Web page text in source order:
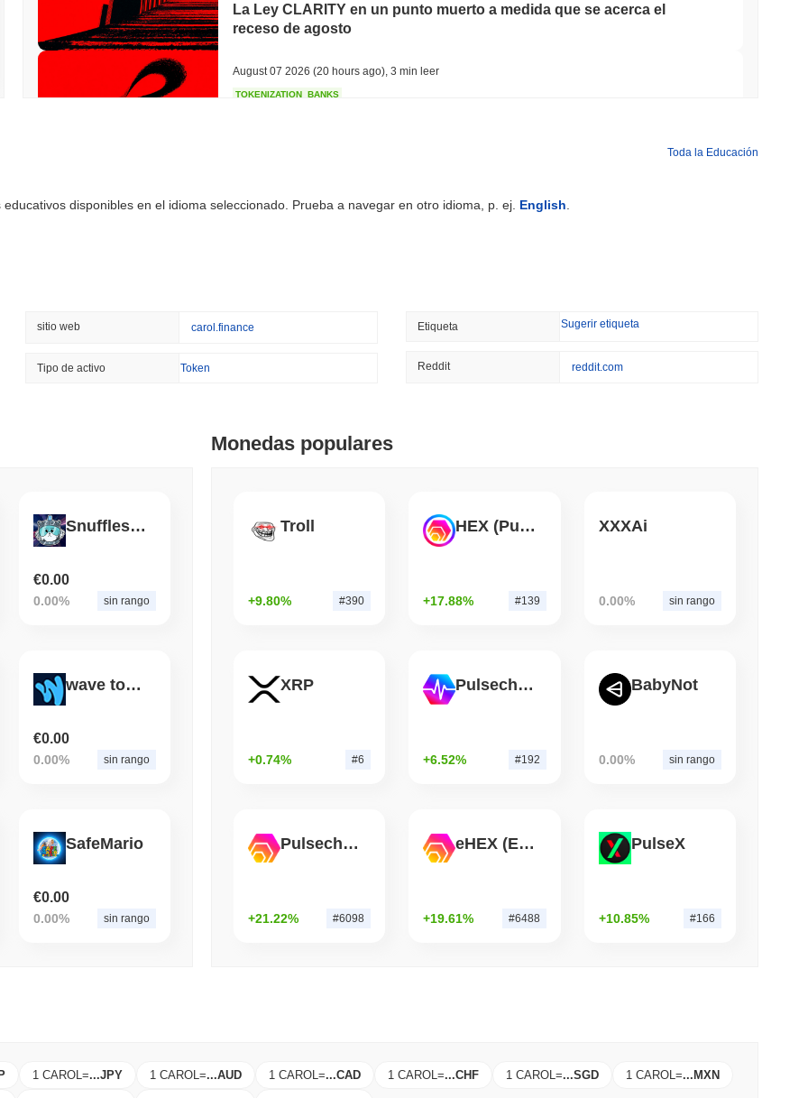
La Ley CLARITY en un punto muerto a medida que se acerca el
receso de agosto
August 07 2026 (20 hours ago) 3 min leer
TOKENIZATION BANKS
STABLECOIN JAPAN
críticos en aproximadamente un día
Western Union Convierte Remesas en Dólares en Poder de Gastar
CRYPTO REGULATIONS
Cloudflare entrega a los agentes de IA una billetera de stablecoin para
pagar APIs
BITCOIN HACKERS
Toda la Educación
disponibles en el idioma seleccionado. Prueba a navegar en otro idioma, p. ej. English
sitio web carol.finance
Tipo de activo Token
Etiqueta Sugerir etiqueta
Reddit reddit.com
Snuffles Inu
€0.00
0.00% sin rango
wave token
€0.00
0.00% sin rango
SafeMario
€0.00
0.00% sin rango
Monedas populares
Troll
+9.80% #390
HEX (Pulsechain)
+17.88% #139
XXXAi
0.00% sin rango
XRP
+0.74% #6
Pulsechain
+6.52% #192
BabyNot
0.00% sin rango
Pulsechain Bridged HEX (Pulsechain)
+21.22% #6098
eHEX (Ethereum)
+19.61% #6488
PulseX
+10.85% #166
1 CAROL =...JPY 1 CAROL =...AUD 1 CAROL =...CAD 1 CAROL =...CHF 1 CAROL =...SGD 1 CAROL =...MXN